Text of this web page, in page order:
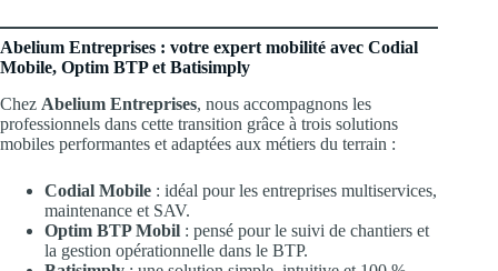
Abelium Entreprises : votre expert mobilité avec Codial
Mobile, Optim BTP et Batisimply
Chez Abelium Entreprises, nous accompagnons les
professionnels dans cette transition grâce à trois solutions
mobiles performantes et adaptées aux métiers du terrain :
Codial Mobile : idéal pour les entreprises multiservices,
maintenance et SAV.
Optim BTP Mobil : pensé pour le suivi de chantiers et
la gestion opérationnelle dans le BTP.